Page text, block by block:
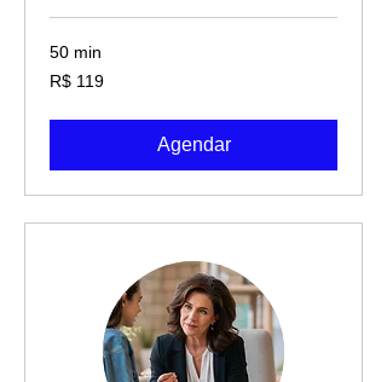
50 min
119
Reais
R$ 119
Agendar